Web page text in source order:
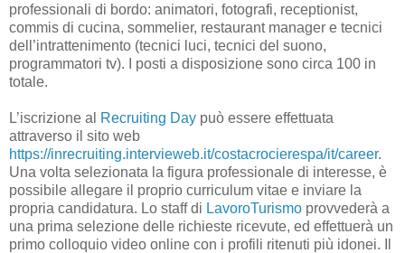
professionali di bordo: animatori, fotografi, receptionist,
commis di cucina, sommelier, restaurant manager e tecnici
dell’intrattenimento (tecnici luci, tecnici del suono,
programmatori tv). I posti a disposizione sono circa 100 in
totale.
L’iscrizione al Recruiting Day può essere effettuata
attraverso il sito web
https://inrecruiting.intervieweb.it/costacrocierespa/it/career.
Una volta selezionata la figura professionale di interesse, è
possibile allegare il proprio curriculum vitae e inviare la
propria candidatura. Lo staff di LavoroTurismo provvederà a
una prima selezione delle richieste ricevute, ed effettuerà un
primo colloquio video online con i profili ritenuti più idonei. Il